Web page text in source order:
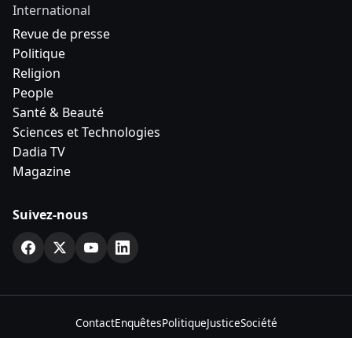
International
Revue de presse
Politique
Religion
People
Santé & Beauté
Sciences et Technologies
Dadia TV
Magazine
Suivez-nous
ContactEnquêtesPolitiqueJusticeSociété